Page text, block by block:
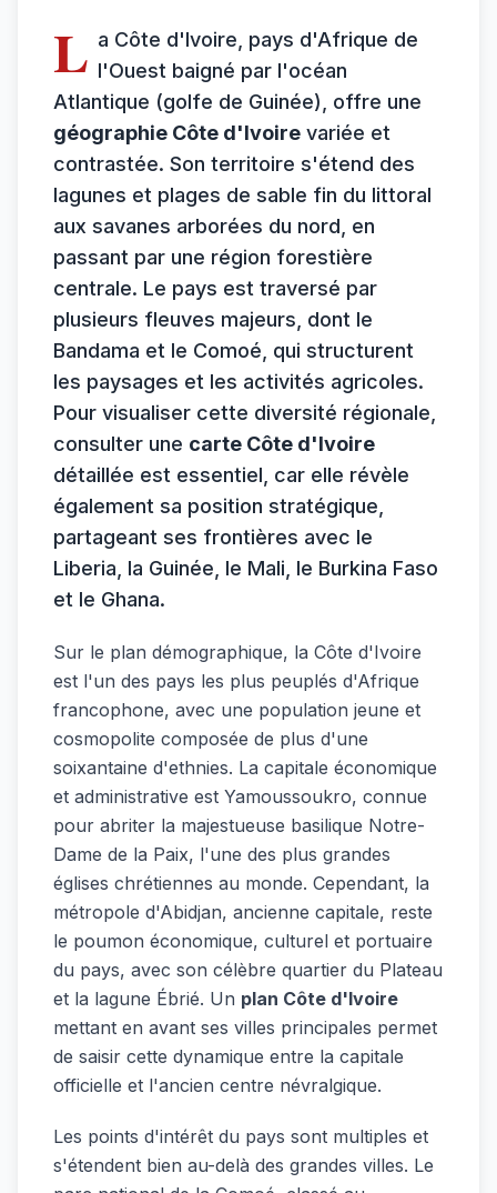
L a Côte d'Ivoire, pays d'Afrique de
l'Ouest baigné par l'océan
Atlantique (golfe de Guinée), offre une
géographie Côte d'Ivoire variée et
contrastée. Son territoire s'étend des
lagunes et plages de sable fin du littoral
aux savanes arborées du nord, en
passant par une région forestière
centrale. Le pays est traversé par
plusieurs fleuves majeurs, dont le
Bandama et le Comoé, qui structurent
les paysages et les activités agricoles.
Pour visualiser cette diversité régionale,
consulter une carte Côte d'Ivoire
détaillée est essentiel, car elle révèle
également sa position stratégique,
partageant ses frontières avec le
Liberia, la Guinée, le Mali, le Burkina Faso
et le Ghana.
Sur le plan démographique, la Côte d'Ivoire
est l'un des pays les plus peuplés d'Afrique
francophone, avec une population jeune et
cosmopolite composée de plus d'une
soixantaine d'ethnies. La capitale économique
et administrative est Yamoussoukro, connue
pour abriter la majestueuse basilique Notre-
Dame de la Paix, l'une des plus grandes
églises chrétiennes au monde. Cependant, la
métropole d'Abidjan, ancienne capitale, reste
le poumon économique, culturel et portuaire
du pays, avec son célèbre quartier du Plateau
et la lagune Ébrié. Un plan Côte d'Ivoire
mettant en avant ses villes principales permet
de saisir cette dynamique entre la capitale
officielle et l'ancien centre névralgique.
Les points d'intérêt du pays sont multiples et
s'étendent bien au-delà des grandes villes. Le